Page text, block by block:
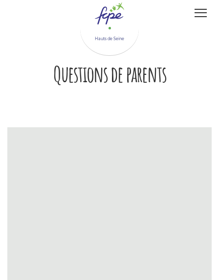
Hauts de Seine
Questions de parents